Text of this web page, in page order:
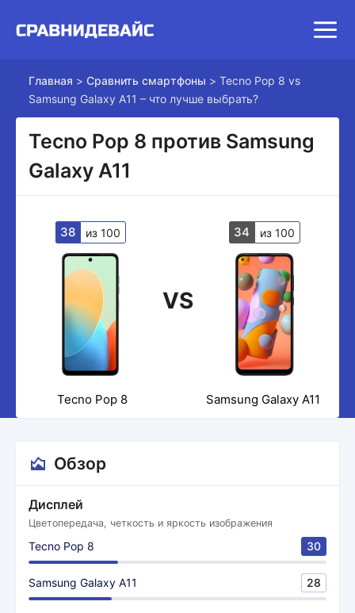
Главная > Сравнить смартфоны > Tecno Pop 8 vs
Samsung Galaxy A11 – что лучше выбрать?
Tecno Pop 8 против Samsung
Galaxy A11
38 из 100
VS
34 из 100
Tecno Pop 8 Samsung Galaxy A11
Обзор
Дисплей
Цветопередача, четкость и яркость изображения
Tecno Pop 8 30
Samsung Galaxy A11 28